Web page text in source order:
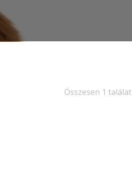
Összesen 1 találat